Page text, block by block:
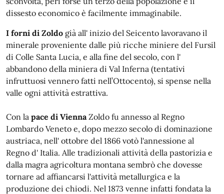
dissesto economico è facilmente immaginabile.
I forni di Zoldo già all' inizio del Seicento lavoravano il
minerale proveniente dalle più ricche miniere del Fursil
di Colle Santa Lucia, e alla fine del secolo, con l'
abbandono della miniera di Val Inferna (tentativi
infruttuosi vennero fatti nell’Ottocento), si spense nella
valle ogni attività estrattiva.
Con la pace di ViennaZoldo fu annesso al Regno
Lombardo Veneto e, dopo mezzo secolo di dominazione
austriaca, nell' ottobre del 1866 votò l'annessione al
Regno d' Italia. Alle tradizionali attività della pastorizia e
dalla magra agricoltura montana sembrò che dovesse
tornare ad affiancarsi l'attività metallurgica e la
produzione dei chiodi. Nel 1873 venne infatti fondata la